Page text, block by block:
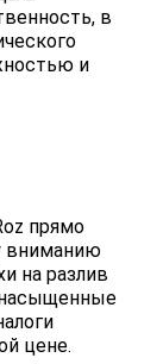
в
и
прямо
вниманию
на разлив
цене.